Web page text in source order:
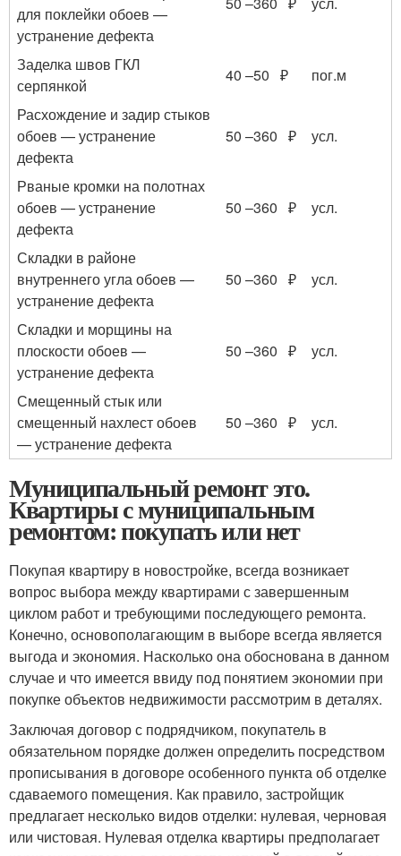
для поклейки обоев —
устранение дефекта
Заделка швов ГКЛ
серпянкой
40 –50 ₽
пог.м
Расхождение и задир стыков
обоев — устранение
дефекта
50 –360 ₽ усл.
Рваные кромки на полотнах
обоев — устранение
дефекта
50 –360 ₽ усл.
Складки в районе
внутреннего угла обоев —
устранение дефекта
50 –360 ₽ усл.
Складки и морщины на
плоскости обоев —
устранение дефекта
50 –360 ₽ усл.
Смещенный стык или
смещенный нахлест обоев
— устранение дефекта
50 –360 ₽ усл.
Муниципальный ремонт это.
Квартиры с муниципальным
ремонтом: покупать или нет
Покупая квартиру в новостройке, всегда возникает
вопрос выбора между квартирами с завершенным
циклом работ и требующими последующего ремонта.
Конечно, основополагающим в выборе всегда является
выгода и экономия. Насколько она обоснована в данном
случае и что имеется ввиду под понятием экономии при
покупке объектов недвижимости рассмотрим в деталях.
Заключая договор с подрядчиком, покупатель в
обязательном порядке должен определить посредством
прописывания в договоре особенного пункта об отделке
сдаваемого помещения. Как правило, застройщик
предлагает несколько видов отделки: нулевая, черновая
или чистовая. Нулевая отделка квартиры предполагает